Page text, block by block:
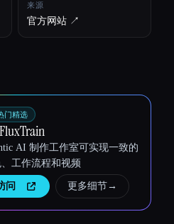
来源
官方网站 ↗︎
门精选
AI 制作工作室可实现一致的
工作流程和视频
问 更多细节→